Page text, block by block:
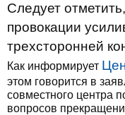
Следует
провокации
трехсторонней
Как информирует
этом говорится в
совместного центра
вопросов